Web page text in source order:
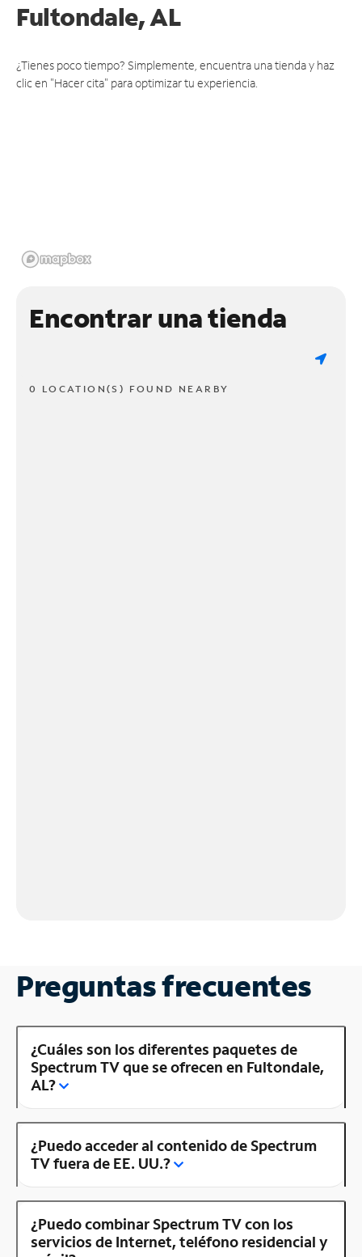
Fultondale, AL
¿Tienes poco tiempo? Simplemente, encuentra una tienda y haz
clic en "Hacer cita" para optimizar tu experiencia.
Encontrar una tienda
0 LOCATION(S) FOUND NEARBY
Preguntas frecuentes
¿Cuáles son los diferentes paquetes de
Spectrum TV que se ofrecen en Fultondale,
AL?
¿Puedo acceder al contenido de Spectrum
TV fuera de EE. UU.?
¿Puedo combinar Spectrum TV con los
servicios de Internet, teléfono residencial y